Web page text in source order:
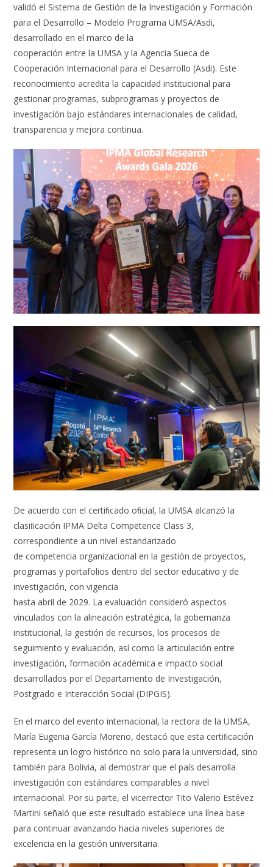
validó el Sistema de Gestión de la Investigación y Formación
para el Desarrollo – Modelo Programa UMSA/Asdi,
desarrollado en el marco de la
cooperación entre la UMSA y la Agencia Sueca de
Cooperación Internacional para el Desarrollo (Asdi). Este
reconocimiento acredita la capacidad institucional para
gestionar programas, subprogramas y proyectos de
investigación bajo estándares internacionales de calidad,
transparencia y mejora continua.
De acuerdo con el certiﬁcado oﬁcial, la UMSA alcanzó la
clasiﬁcación IPMA Delta Competence Class 3,
correspondiente a un nivel estandarizado
de competencia organizacional en la gestión de proyectos,
programas y portafolios dentro del sector educativo y de
investigación, con vigencia
hasta abril de 2029. La evaluación consideró aspectos
vinculados con la alineación estratégica, la gobernanza
institucional, la gestión de recursos, los procesos de
seguimiento y evaluación, así como la articulación entre
investigación, formación académica e impacto social
desarrollados por el Departamento de Investigación,
Postgrado e Interacción Social (DIPGIS).
En el marco del evento internacional, la rectora de la UMSA,
María Eugenia García Moreno, destacó que esta certiﬁcación
representa un logro histórico no solo para la universidad, sino
también para Bolivia, al demostrar que el país desarrolla
investigación con estándares comparables a nivel
internacional. Por su parte, el vicerrector Tito Valerio Estévez
Martini señaló que este resultado establece una línea base
para continuar avanzando hacia niveles superiores de
excelencia en la gestión universitaria.